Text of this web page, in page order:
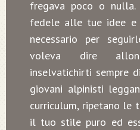
fregava poco o
fedele alle tue idee
necessario per
voleva dire
inselvatichirti sempre
giovani alpinisti
curriculum, ripetano le
il tuo stile puro ed